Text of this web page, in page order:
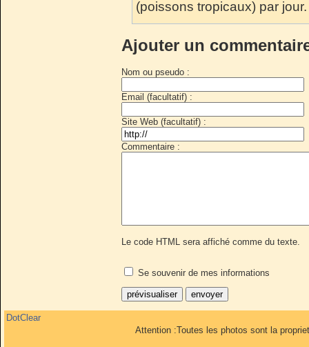
(poissons tropicaux) par
Ajouter un
Nom ou pseudo :
Email (facultatif) :
Site Web (facultatif) :
Commentaire :
Le code HTML sera affiché comme du texte.
Se souvenir de mes informations
DotClear
Attention :Toutes les photos sont la